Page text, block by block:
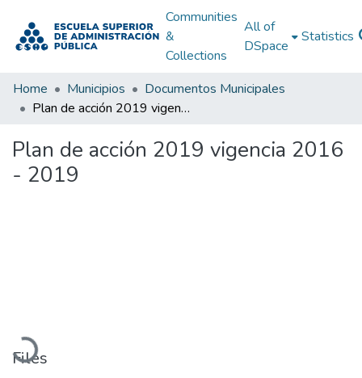
Communities
&
Collections
All of
DSpace
Statistics
Home Municipios
Documentos Municipales
Plan de acción 2019 vigencia 2016 - 2019
Plan de acción 2019 vigencia 2016
- 2019
Loading...
Files